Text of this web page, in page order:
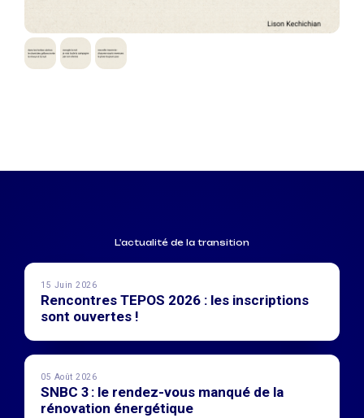
L'actualité de la transition
15 Juin 2026
Rencontres TEPOS 2026 : les inscriptions
sont ouvertes !
05 Août 2026
SNBC 3 : le rendez-vous manqué de la
rénovation énergétique